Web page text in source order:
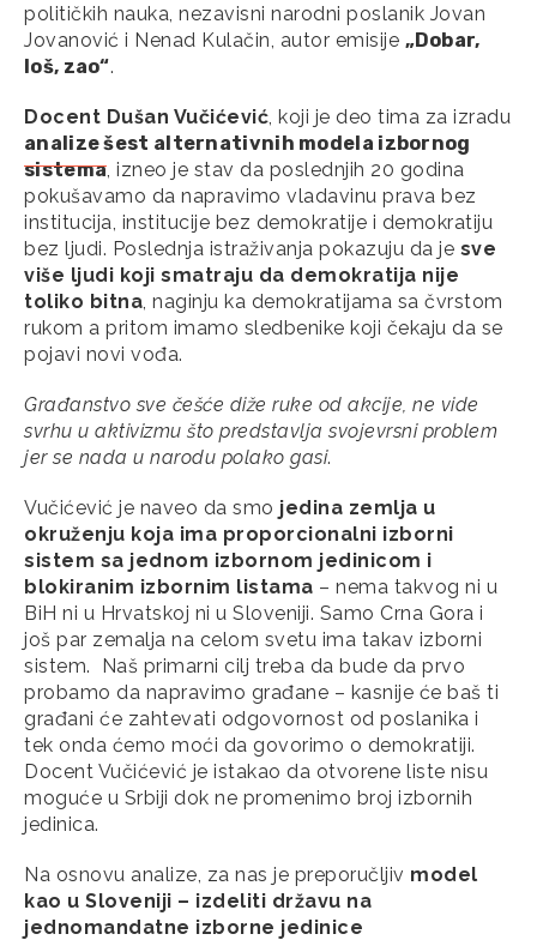
političkih nauka, nezavisni narodni poslanik Jovan
Jovanović i Nenad Kulačin, autor emisije „Dobar,
loš, zao“.
Docent Dušan Vučićević, koji je deo tima za izradu
analize šest alternativnih modela izbornog
sistema, izneo je stav da poslednjih 20 godina
pokušavamo da napravimo vladavinu prava bez
institucija, institucije bez demokratije i demokratiju
bez ljudi. Poslednja istraživanja pokazuju da je sve
više ljudi koji smatraju da demokratija nije
toliko bitna, naginju ka demokratijama sa čvrstom
rukom a pritom imamo sledbenike koji čekaju da se
pojavi novi vođa.
Građanstvo sve češće diže ruke od akcije, ne vide
svrhu u aktivizmu što predstavlja svojevrsni problem
jer se nada u narodu polako gasi.
Vučićević je naveo da smo jedina zemlja u
okruženju koja ima proporcionalni izborni
sistem sa jednom izbornom jedinicom i
blokiranim izbornim listama – nema takvog ni u
BiH ni u Hrvatskoj ni u Sloveniji. Samo Crna Gora i
još par zemalja na celom svetu ima takav izborni
sistem. Naš primarni cilj treba da bude da prvo
probamo da napravimo građane – kasnije će baš ti
građani će zahtevati odgovornost od poslanika i
tek onda ćemo moći da govorimo o demokratiji.
Docent Vučićević je istakao da otvorene liste nisu
moguće u Srbiji dok ne promenimo broj izbornih
jedinica.
Na osnovu analize, za nas je preporučljiv model
kao u Sloveniji – izdeliti državu na
jednomandatne izborne jedinice